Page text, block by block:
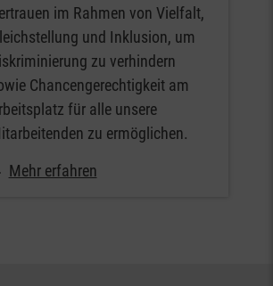
im Rahmen von Vielfalt,
und Inklusion, um
zu verhindern
Chancengerechtigkeit am
für alle unsere
zu ermöglichen.
Mehr erfahren